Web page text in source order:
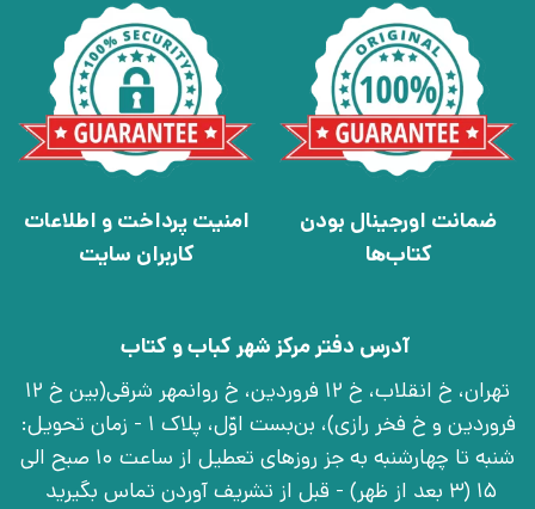
ضمانت اورجینال بودن
کتاب‌ها
امنیت پرداخت و اطلاعات
کاربران سایت
آدرس دفتر مرکز شهر کباب و کتاب
تهران، خ انقلاب، خ 12 فروردین، خ روانمهر شرقی(بین خ 12
فروردین و خ فخر رازی)، بن‌بست اوّل، پلاک 1 - زمان تحویل:
شنبه تا چهارشنبه به جز روزهای تعطیل از ساعت 10 صبح الی
15 (3 بعد از ظهر) - قبل از تشریف آوردن تماس بگیرید